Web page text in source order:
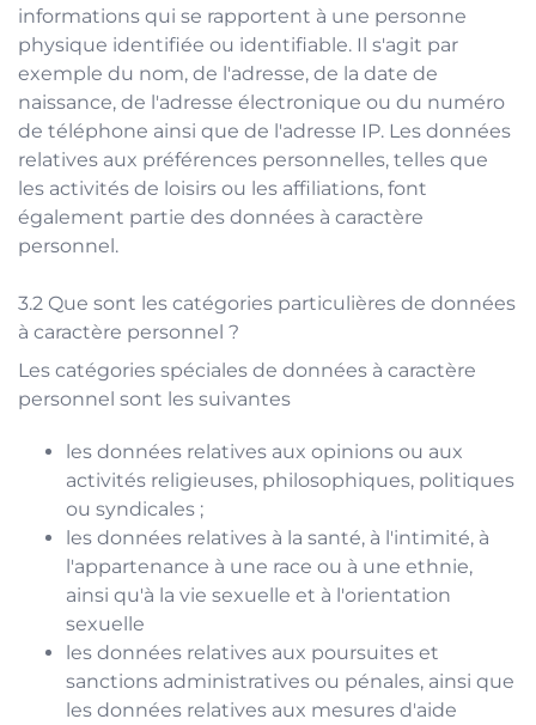
informations qui se rapportent à une personne
physique identifiée ou identifiable. Il s'agit par
exemple du nom, de l'adresse, de la date de
naissance, de l'adresse électronique ou du numéro
de téléphone ainsi que de l'adresse IP. Les données
relatives aux préférences personnelles, telles que
les activités de loisirs ou les affiliations, font
également partie des données à caractère
personnel.
Que sont les catégories particulières de données
à caractère personnel ?
Les catégories spéciales de données à caractère
personnel sont les suivantes
les données relatives aux opinions ou aux
activités religieuses, philosophiques, politiques
ou syndicales ;
les données relatives à la santé, à l'intimité, à
l'appartenance à une race ou à une ethnie,
ainsi qu'à la vie sexuelle et à l'orientation
sexuelle
les données relatives aux poursuites et
sanctions administratives ou pénales, ainsi que
les données relatives aux mesures d'aide